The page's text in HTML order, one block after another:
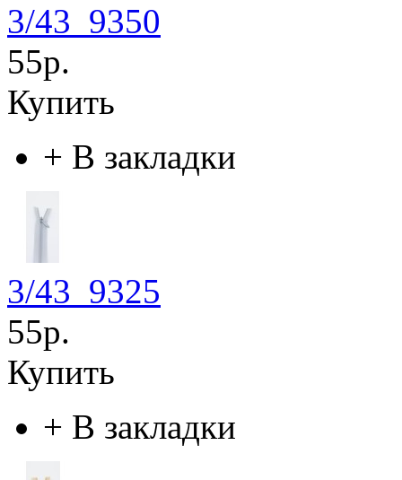
3/43_9350
55р.
Купить
+ В закладки
3/43_9325
55р.
Купить
+ В закладки